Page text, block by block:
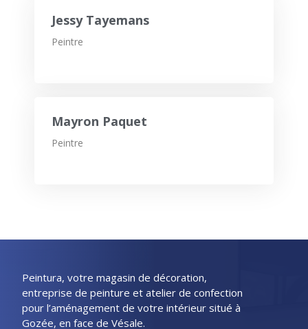
Jessy Tayemans
Peintre
Mayron Paquet
Peintre
Peintura, votre magasin de décoration,
entreprise de peinture et atelier de confection
pour l’aménagement de votre intérieur situé à
Gozée, en face de Vésale.